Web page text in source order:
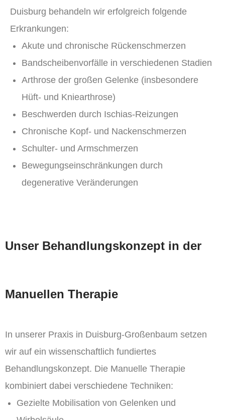
Duisburg behandeln wir erfolgreich folgende
Erkrankungen:
Akute und chronische Rückenschmerzen
Bandscheibenvorfälle in verschiedenen Stadien
Arthrose der großen Gelenke (insbesondere
Hüft- und Kniearthrose)
Beschwerden durch Ischias-Reizungen
Chronische Kopf- und Nackenschmerzen
Schulter- und Armschmerzen
Bewegungseinschränkungen durch
degenerative Veränderungen
Unser Behandlungskonzept in der
Manuellen Therapie
In unserer Praxis in Duisburg-Großenbaum setzen
wir auf ein wissenschaftlich fundiertes
Behandlungskonzept. Die Manuelle Therapie
kombiniert dabei verschiedene Techniken:
Gezielte Mobilisation von Gelenken und